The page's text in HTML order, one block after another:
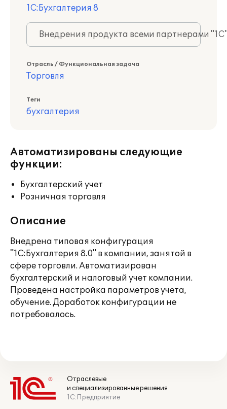
1С:Бухгалтерия 8
Внедрения продукта всеми партнерами
Отрасль / Функциональная задача
Торговля
Теги
бухгалтерия
Автоматизированы следующие
функции:
Бухгалтерский учет
Розничная торговля
Описание
Внедрена типовая конфигурация
"1С:Бухгалтерия 8.0" в компании, занятой в
сфере торговли. Автоматизирован
бухгалтерский и налоговый учет компании.
Проведена настройка параметров учета,
обучение. Доработок конфигурации не
потребовалось.
Отраслевые
и специализированные решения
1С:Предприятие